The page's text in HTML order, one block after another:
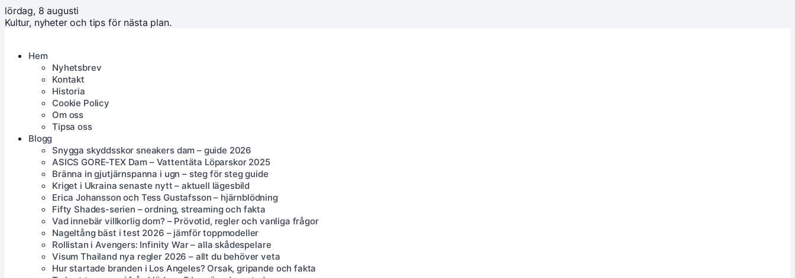
lördag, 8 augusti
Kultur, nyheter och tips för nästa plan.
Hem
Nyhetsbrev
Kontakt
Historia
Cookie Policy
Om oss
Tipsa oss
Blogg
Snygga skyddsskor sneakers dam – guide 2026
ASICS GORE-TEX Dam – Vattentäta Löparskor 2025
Bränna in gjutjärnspanna i ugn – steg för steg guide
Kriget i Ukraina senaste nytt – aktuell lägesbild
Erica Johansson och Tess Gustafsson – hjärnblödning
Fifty Shades-serien – ordning, streaming och fakta
Vad innebär villkorlig dom? – Prövotid, regler och vanliga frågor
Nageltång bäst i test 2026 – jämför toppmodeller
Rollistan i Avengers: Infinity War – alla skådespelare
Visum Thailand nya regler 2026 – allt du behöver veta
Hur startade branden i Los Angeles? Orsak, gripande och fakta